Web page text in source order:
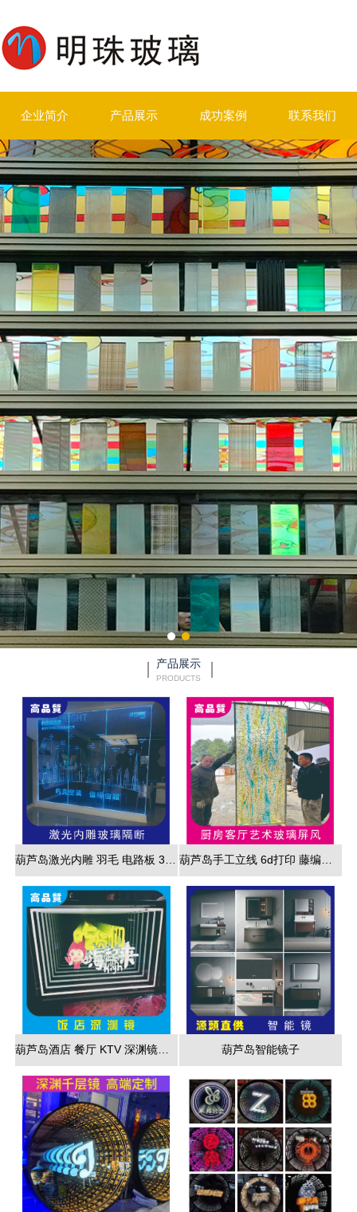
企业简介 产品展示 成功案例 联系我们
产品展示
PRODUCTS
葫芦岛激光内雕 羽毛 电路板 3d效果展现 葫芦岛手工立线 6d打印 藤编夹胶 新款 厂家直销
葫芦岛酒店 餐厅 KTV 深渊镜彩色跑马灯 葫芦岛智能镜子